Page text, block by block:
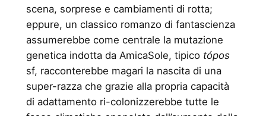
scena, sorprese e cambiamenti di rotta;
eppure, un classico romanzo di fantascienza
assumerebbe come centrale la mutazione
genetica indotta da AmicaSole, tipico tópos
sf, racconterebbe magari la nascita di una
super-razza che grazie alla propria capacità
di adattamento ri-colonizzerebbe tutte le